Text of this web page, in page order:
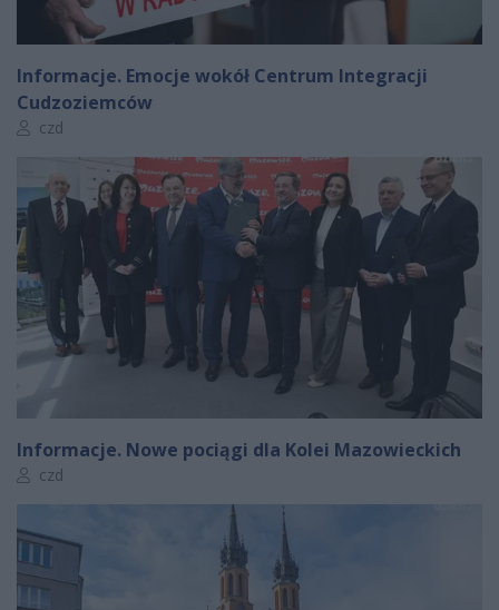
Informacje. Emocje wokół Centrum Integracji
Cudzoziemców
Autor artykułu:
czd
Informacje. Nowe pociągi dla Kolei Mazowieckich
Autor artykułu:
czd